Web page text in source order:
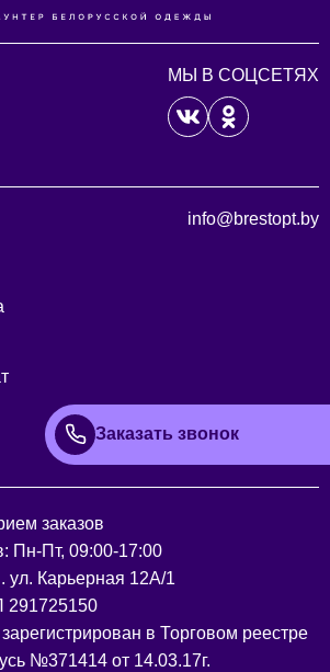
МЫ В СОЦСЕТЯХ
info@brestopt.by
Заказать звонок
заказов
Пн-Пт, 09:00-17:00
ул. Карьерная 12А/1
в Торговом реестре
№371414 от 14.03.17г.